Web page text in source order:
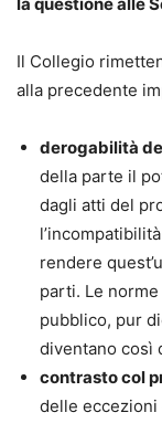
Il Collegio
alla precedente
derogabilità
della parte il
dagli atti del
rendere
parti. Le
pubblico, pur
diventano così
contrasto col
delle eccezioni